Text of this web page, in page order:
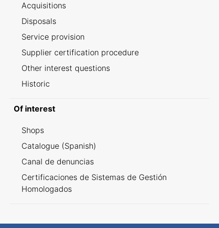
Acquisitions
Disposals
Service provision
Supplier certification procedure
Other interest questions
Historic
Of interest
Shops
Catalogue (Spanish)
Canal de denuncias
Certificaciones de Sistemas de Gestión
Homologados